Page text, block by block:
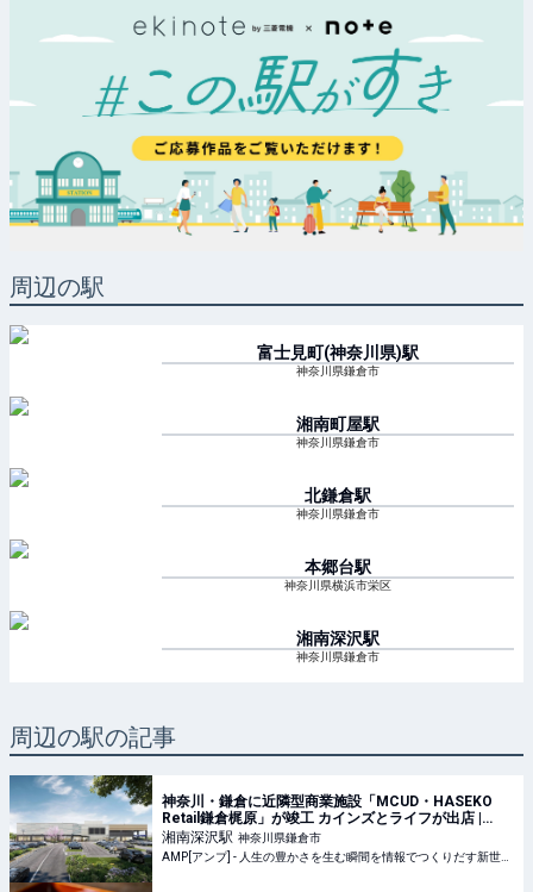
周辺の駅
富士見町(神奈川県)駅
神奈川県鎌倉市
湘南町屋駅
神奈川県鎌倉市
北鎌倉駅
神奈川県鎌倉市
本郷台駅
神奈川県横浜市栄区
湘南深沢駅
神奈川県鎌倉市
周辺の駅の記事
神奈川・鎌倉に近隣型商業施設「MCUD・HASEKO
Retail鎌倉梶原」が竣工 カインズとライフが出店 |
AMP[アンプ] - 人生の豊かさを生む瞬間を情報でつく
りだす新世代向けビジネスメディア
湘南深沢駅 神奈川県鎌倉市